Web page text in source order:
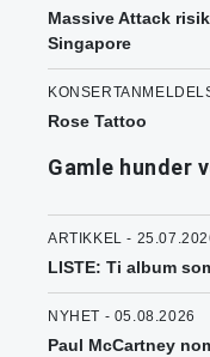
Massive Attack
Singapore
Rose Tattoo
Gamle hunder
ARTIKKEL -
LISTE: Ti album
NYHET - 05.08.2026
Paul McCartney